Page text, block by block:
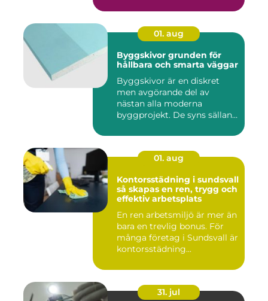
01. aug
Byggskivor grunden för
hållbara och smarta väggar
Byggskivor är en diskret
men avgörande del av
nästan alla moderna
byggprojekt. De syns sällan
01. aug
Kontorsstädning i sundsvall
så skapas en ren, trygg och
effektiv arbetsplats
En ren arbetsmiljö är mer än
bara en trevlig bonus. För
många företag i Sundsvall är
kontorsstädning...
31. jul